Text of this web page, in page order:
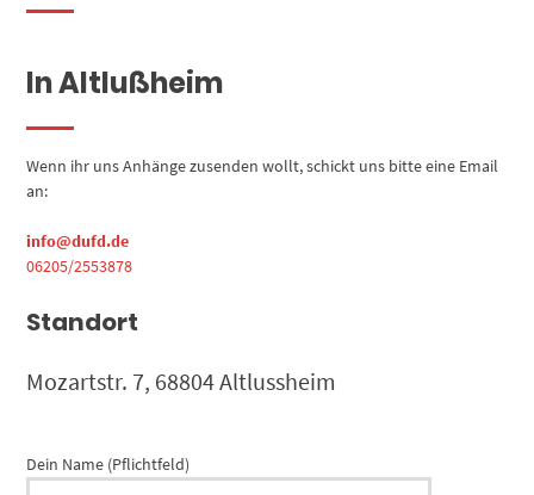
In Altlußheim
Wenn ihr uns Anhänge zusenden wollt, schickt uns bitte eine Email
an:
info@dufd.de
06205/2553878
Standort
Mozartstr. 7, 68804 Altlussheim
Dein Name (Pflichtfeld)